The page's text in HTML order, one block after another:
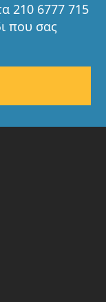
210 6777 715
που σας